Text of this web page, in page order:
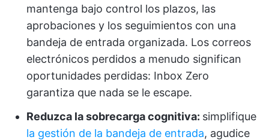
mantenga bajo control los plazos, las
aprobaciones y los seguimientos con una
bandeja de entrada organizada. Los correos
electrónicos perdidos a menudo significan
oportunidades perdidas: Inbox Zero
garantiza que nada se le escape.
Reduzca la sobrecarga cognitiva: simplifique
la gestión de la bandeja de entrada, agudice